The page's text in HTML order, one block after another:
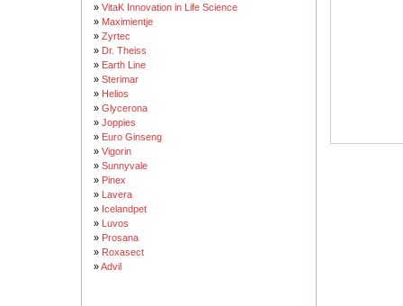
» VitaK Innovation in Life Science
» Maximientje
» Zyrtec
» Dr. Theiss
» Earth Line
» Sterimar
» Helios
» Glycerona
» Joppies
» Euro Ginseng
» Vigorin
» Sunnyvale
» Pinex
» Lavera
» Icelandpet
» Luvos
» Prosana
» Roxasect
»Advil